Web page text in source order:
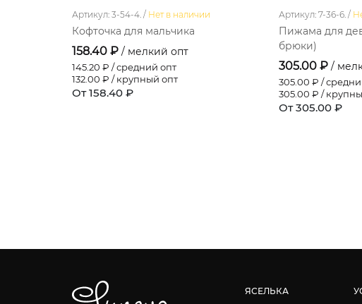
Артикул: 3-54-4. / Нет в наличии
Кофточка для мальчика
158.40 ₽ / мелкий опт
145.20 ₽ / средний опт
132.00 ₽ / крупный опт
От 158.40 ₽
Артикул: 7-36-6. /
Пижама для
брюки)
305.00 ₽ /
305.00 ₽ /
305.00 ₽ /
От 305.00 ₽
ЯСЕЛЬКА